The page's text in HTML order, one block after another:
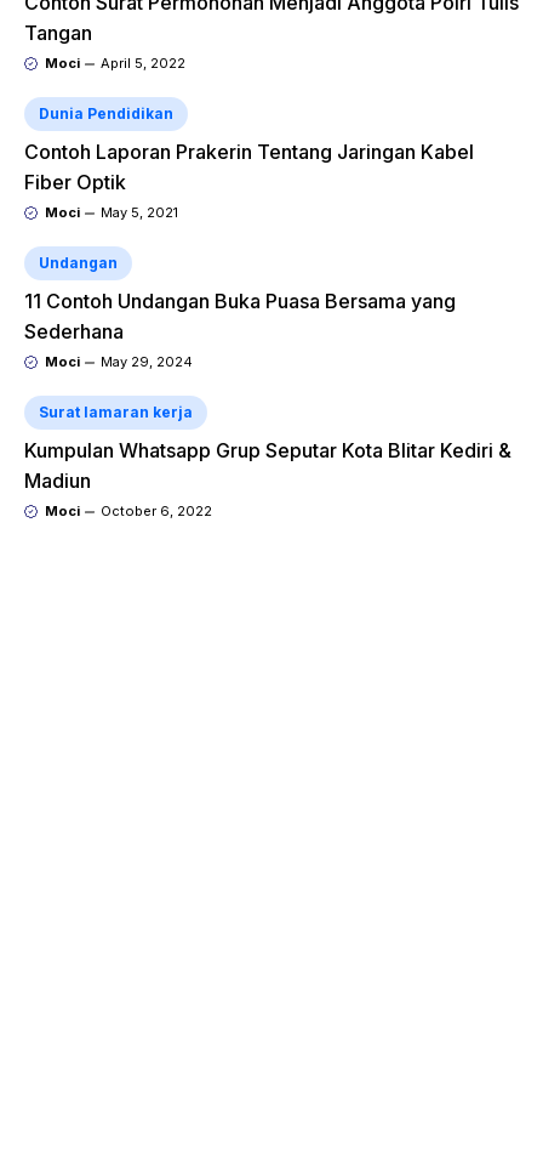
Tangan
Moci April 5, 2022
Dunia Pendidikan
Contoh Laporan Prakerin Tentang Jaringan Kabel
Fiber Optik
Moci May 5, 2021
Undangan
11 Contoh Undangan Buka Puasa Bersama yang
Sederhana
Moci May 29, 2024
Surat lamaran kerja
Kumpulan Whatsapp Grup Seputar Kota Blitar Kediri &
Madiun
Moci October 6, 2022